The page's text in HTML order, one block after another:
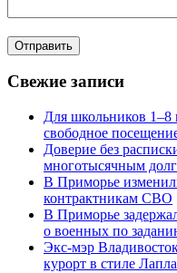
Свежие записи
Для школьников 1–8
свободное
Доверие без
многотысячным
В Приморье
контрактникам СВО
В Приморье
о военных по
Экс-мэр
курорт в стиле